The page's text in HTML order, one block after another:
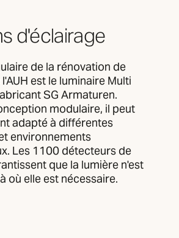
d'éclairage
de la rénovation de
est le luminaire Multi
SG Armaturen.
modulaire, il peut
adapté à différentes
environnements
Les 1100 détecteurs de
que la lumière n'est
où elle est nécessaire.